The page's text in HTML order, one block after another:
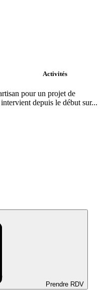
Activités
pour un projet de
depuis le début sur...
Prendre RDV